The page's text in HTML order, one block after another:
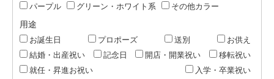
パープル
グリーン・ホワイト系 その他カラー
用途
お誕生日 プロポーズ 送別
お供え
結婚・出産祝い
記念日 開店・開業祝い
移転祝い
就任・昇進お祝い
入学・卒業祝い